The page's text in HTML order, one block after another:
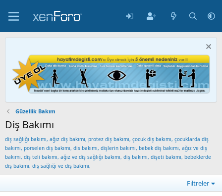
Güzellik Bakım
Diş Bakımı
diş sağlığı bakımı, ağız diş bakımı, protez diş bakımı, çocuk diş bakımı, çocuklarda diş
bakımı, porselen diş bakımı, dis bakımı, dişlerin bakımı, bebek diş bakımı, ağız ve diş
bakımı, diş teli bakımı, ağız ve diş sağlığı bakımı, diş bakımı, dişeti bakımı, bebeklerde
diş bakımı, diş sağlığı ve diş bakımı,
Filtreler